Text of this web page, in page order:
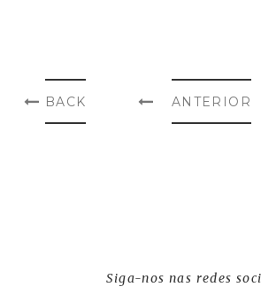
BACK ANTERIOR
Siga-nos nas redes